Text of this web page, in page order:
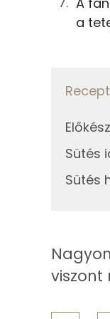
a
Sütés
Sütés
viszont